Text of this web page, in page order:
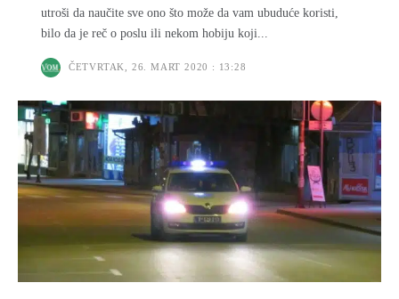
utroši da naučite sve ono što može da vam ubuduće koristi,
bilo da je reč o poslu ili nekom hobiju koji...
ČETVRTAK, 26. MART 2020 : 13:28